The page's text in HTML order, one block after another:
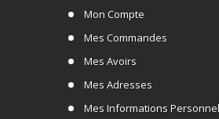
Mon Compte
Mes Commandes
Mes Avoirs
Mes Adresses
Mes Informations